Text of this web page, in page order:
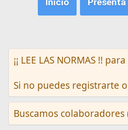
¡¡ LEE LAS NORMAS !!
Si no puedes registrarte
Buscamos colaboradores